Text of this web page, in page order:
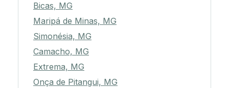
Bicas, MG
Maripá de Minas, MG
Simonésia, MG
Camacho, MG
Extrema, MG
Onça de Pitangui, MG